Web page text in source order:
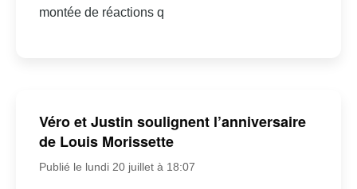
montée de réactions q
Véro et Justin soulignent l’anniversaire
de Louis Morissette
Publié le lundi 20 juillet à 18:07